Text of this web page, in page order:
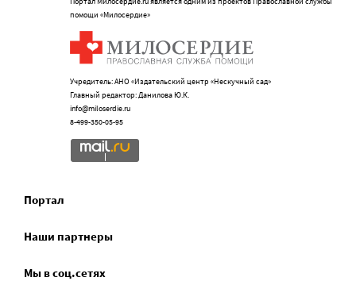
помощи «Милосердие»
Учредитель: АНО «Издательский центр «Нескучный сад»
Главный редактор: Данилова Ю.К.
info@miloserdie.ru
8-499-350-05-95
Портал
Наши партнеры
Мы в соц.сетях